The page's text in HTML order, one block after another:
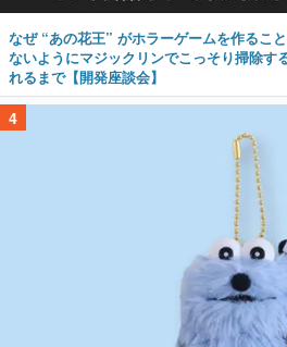
なぜ “あの花王” がホラーゲームを作るこ
ないようにマジックリンでこっそり掃除す
れるまで【開発座談会】
4